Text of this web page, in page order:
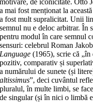
motivare, de iconicitate. Otto
a mai fost menționat la
a fost mult supralicitat. Unii
semnul nu e deloc arbitrar. În
pentru modul în care semnul
sensuri: celebrul Roman
Language (1965), scrie că
pozitiv, comparativ și
a numărului de sunete (și
altissimus”, deci cuvântul
pluralul, în multe limbi, se
de singular (și în nici o limbă